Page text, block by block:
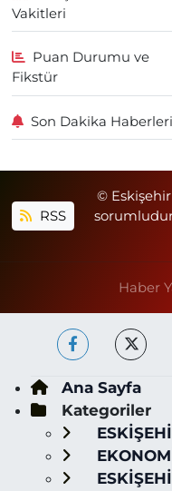
Vakitleri
Puan Durumu ve
Fikstür
Son Dakika Haberleri
RSS
© Eskişehir
Haber
Ana Sayfa
Kategoriler